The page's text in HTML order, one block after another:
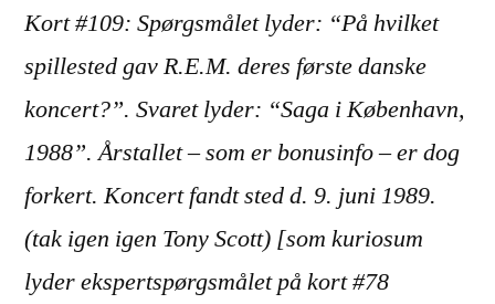
Kort #109: Spørgsmålet lyder: “På hvilket
spillested gav R.E.M. deres første danske
koncert?”. Svaret lyder: “Saga i København,
1988”. Årstallet – som er bonusinfo – er dog
forkert. Koncert fandt sted d. 9. juni 1989.
(tak igen igen Tony Scott) [som kuriosum
lyder ekspertspørgsmålet på kort #78